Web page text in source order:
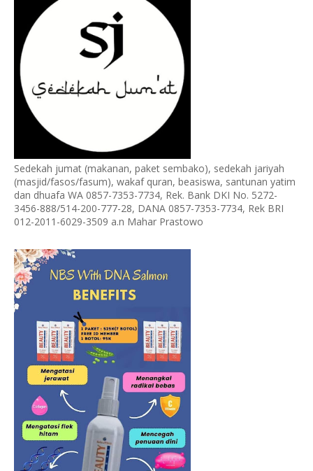
Sedekah jumat (makanan, paket sembako), sedekah jariyah
(masjid/fasos/fasum), wakaf quran, beasiswa, santunan yatim
dan dhuafa WA 0857-7353-7734, Rek. Bank DKI No. 5272-
3456-888/514-200-777-28, DANA 0857-7353-7734, Rek BRI
012-2011-6029-3509 a.n Mahar Prastowo